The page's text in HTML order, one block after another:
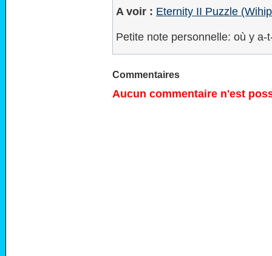
A voir : Eternity II Puzzle
Petite note personnelle: où y
Commentaires
Aucun commentaire n'est